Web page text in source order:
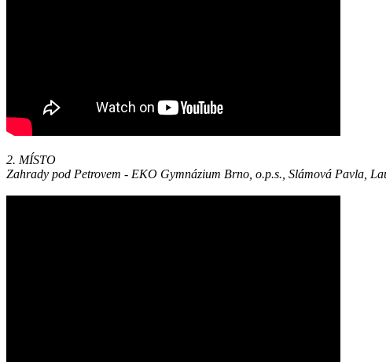
2. MÍSTO
Zahrady pod Petrovem - EKO Gymnázium Brno, o.p.s., Slámová Pavla,